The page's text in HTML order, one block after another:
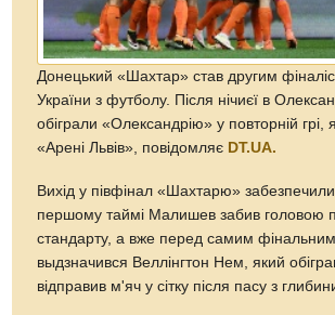
Донецький «Шахтар» став другим
України з футболу. Після нічиєї в
обіграли «Олександрію» у повторній грі,
«Арені Львів», повідомляє DT.UA.
Вихід у півфінал «Шахтарю»
першому таймі Малишев забив головою
стандарту, а вже перед самим
выдзначився Веллінгтон Нем, який
відправив м'яч у сітку після пасу з